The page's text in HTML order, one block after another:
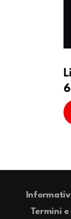
Termini